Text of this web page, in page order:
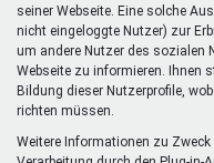
seiner Webseite. Eine solche
nicht eingeloggte Nutzer) zur
um andere Nutzer des sozialen
Webseite zu informieren. Ihnen
Bildung dieser Nutzerprofile,
richten müssen.
Weitere Informationen zu